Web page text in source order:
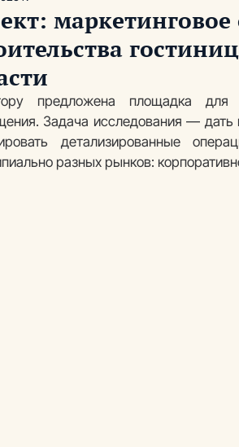
Аналитика, фитнес Академия
предложена площадка для
Задача исследования — дать
детализированные
разных рынков: